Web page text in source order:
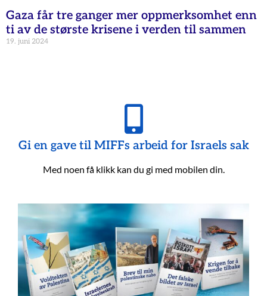
Gaza får tre ganger mer oppmerksomhet enn
ti av de største krisene i verden til sammen
19. juni 2024
Gi en gave til MIFFs arbeid for Israels sak
Med noen få klikk kan du gi med mobilen din.